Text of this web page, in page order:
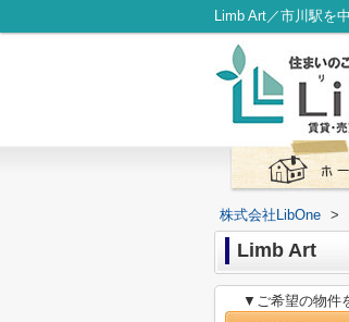
Limb Art／市川駅を
株式会社LibOne >
Limb Art
▼ご希望の物件